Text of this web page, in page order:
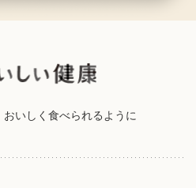
おいしく食べられるように